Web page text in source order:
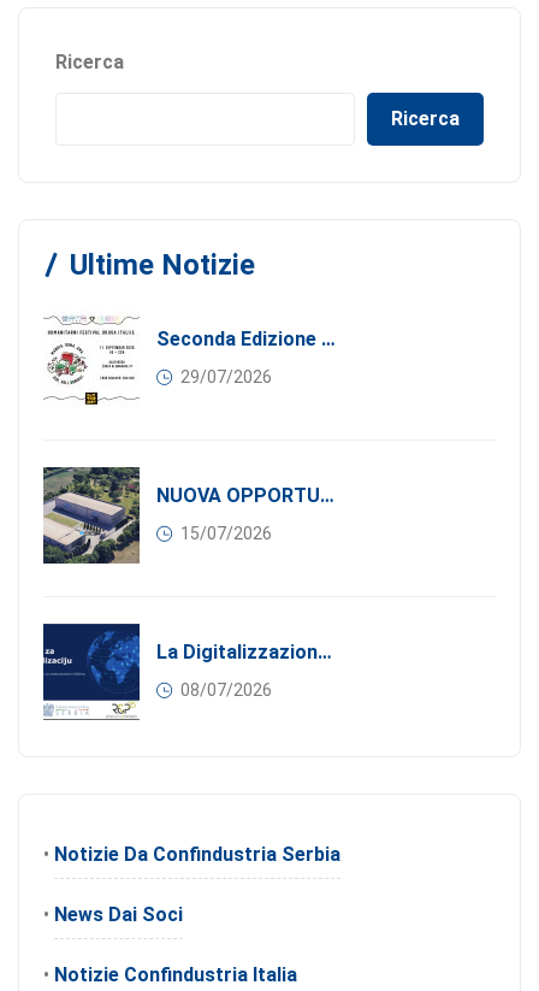
Ricerca
Ricerca
Ultime Notizie
Seconda Edizione Di MANGIA. DONA. AMA: Quando La Gastronomia Incontra La Solidarietà, 11 Settembre 2026
29/07/2026
NUOVA OPPORTUNITÀ DI BUSINESS PER I SOCI DI CONFINDUSTRIA SERBIA: Affitasi Un Moderno Capannone Industriale A Pančevo – 1.200 M² Nella Zona Industriale
15/07/2026
La Digitalizzazione Come Motore Dell’internazionalizzazione
08/07/2026
• Notizie Da Confindustria Serbia
• News Dai Soci
• Notizie Confindustria Italia